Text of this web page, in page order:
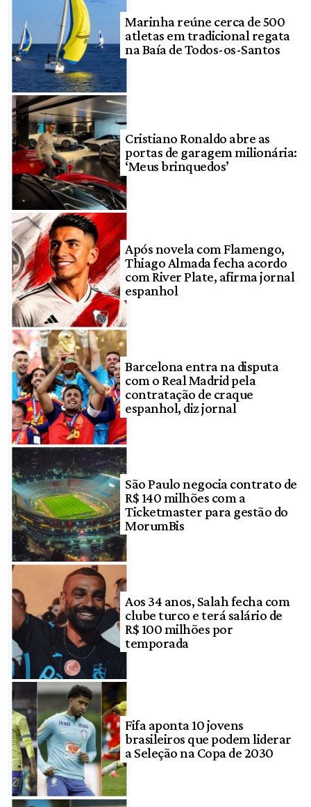
Marinha reúne cerca de 500
atletas em tradicional regata
na Baía de Todos-os-Santos
Cristiano Ronaldo abre as
portas de garagem milionária:
‘Meus brinquedos’
Após novela com Flamengo,
Thiago Almada fecha acordo
com River Plate, afirma jornal
espanhol
Barcelona entra na disputa
com o Real Madrid pela
contratação de craque
espanhol, diz jornal
São Paulo negocia contrato de
R$ 140 milhões com a
Ticketmaster para gestão do
MorumBis
Aos 34 anos, Salah fecha com
clube turco e terá salário de
R$ 100 milhões por
temporada
Fifa aponta 10 jovens
brasileiros que podem liderar
a Seleção na Copa de 2030